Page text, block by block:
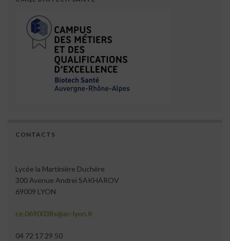
CONTACTS
Lycée la Martinière Duchère
300 Avenue Andreï SAKHAROV
69009 LYON
ce.0690038s@ac-lyon.fr
04 72 17 29 50